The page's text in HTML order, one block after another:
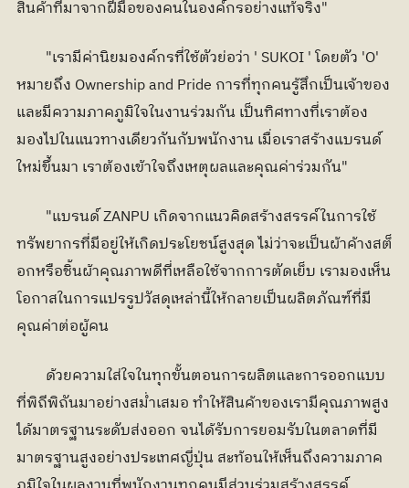
สินค้าที่มาจากฝีมือของคนในองค์กรอย่างแท้จริง"
หมายถึง Ownership and Pride การที่ทุกคนรู้สึกเป็นเจ้าของ
และมีความภาคภูมิใจในงานร่วมกัน เป็นทิศทางที่เราต้อง
มองไปในแนวทางเดียวกันกับพนักงาน เมื่อเราสร้างแบรนด์
ใหม่ขึ้นมา เราต้องเข้าใจถึงเหตุผลและคุณค่าร่วมกัน"
ทรัพยากรที่มีอยู่ให้เกิดประโยชน์สูงสุด ไม่ว่าจะเป็นผ้าค้างสต็
อกหรือชิ้นผ้าคุณภาพดีที่เหลือใช้จากการตัดเย็บ เรามองเห็น
โอกาสในการแปรรูปวัสดุเหล่านี้ให้กลายเป็นผลิตภัณฑ์ที่มี
คุณค่าต่อผู้คน
ที่พิถีพิถันมาอย่างสม่ำเสมอ ทำให้สินค้าของเรามีคุณภาพสูง
ได้มาตรฐานระดับส่งออก จนได้รับการยอมรับในตลาดที่มี
มาตรฐานสูงอย่างประเทศญี่ปุ่น สะท้อนให้เห็นถึงความภาค